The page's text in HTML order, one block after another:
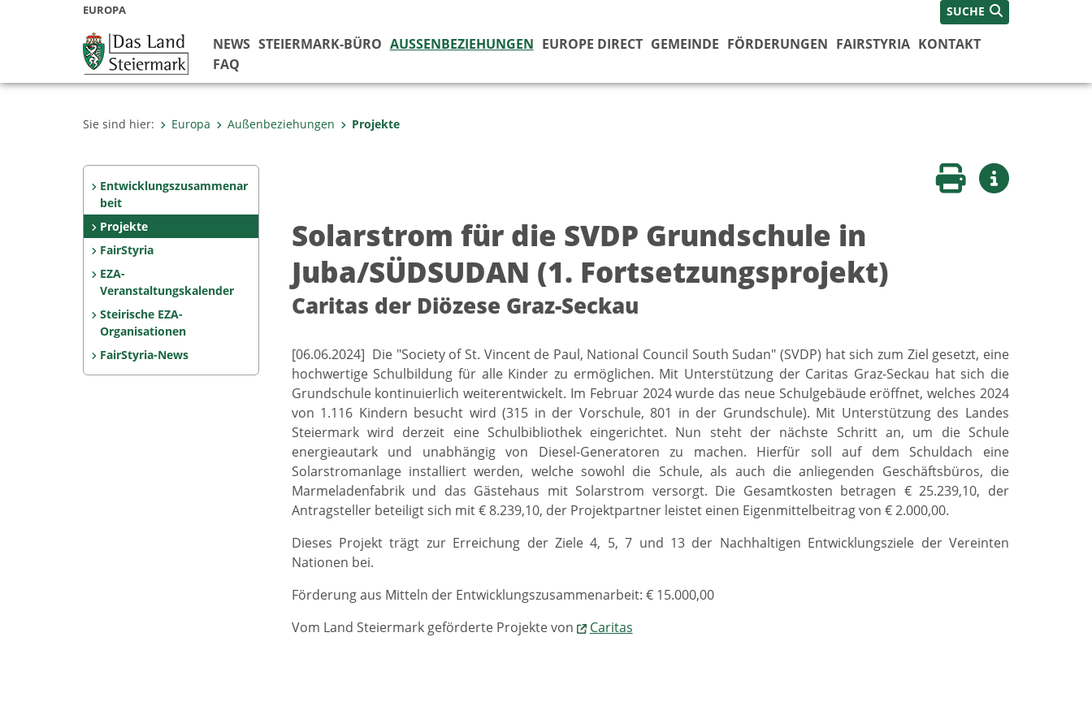
EUROPA SUCHE
NEWS STEIERMARK-BÜRO AUSSENBEZIEHUNGEN EUROPE DIRECT GEMEINDE FÖRDERUNGEN FAIRSTYRIA KONTAKT
FAQ
Sie sind hier: Europa Außenbeziehungen Projekte
Entwicklungszusammenar
beit
Projekte
FairStyria
EZA-
Veranstaltungskalender
Steirische EZA-
Organisationen
FairStyria-News
Seite druckenWeitere Infos
Solarstrom für die SVDP Grundschule in
Juba/SÜDSUDAN (1. Fortsetzungsprojekt)
Caritas der Diözese Graz-Seckau
[06.06.2024] Die "Society of St. Vincent de Paul, National Council South Sudan" (SVDP) hat sich zum Ziel gesetzt, eine
hochwertige Schulbildung für alle Kinder zu ermöglichen. Mit Unterstützung der Caritas Graz-Seckau hat sich die
Grundschule kontinuierlich weiterentwickelt. Im Februar 2024 wurde das neue Schulgebäude eröffnet, welches 2024
von 1.116 Kindern besucht wird (315 in der Vorschule, 801 in der Grundschule). Mit Unterstützung des Landes
Steiermark wird derzeit eine Schulbibliothek eingerichtet. Nun steht der nächste Schritt an, um die Schule
energieautark und unabhängig von Diesel-Generatoren zu machen. Hierfür soll auf dem Schuldach eine
Solarstromanlage installiert werden, welche sowohl die Schule, als auch die anliegenden Geschäftsbüros, die
Marmeladenfabrik und das Gästehaus mit Solarstrom versorgt. Die Gesamtkosten betragen € 25.239,10, der
Antragsteller beteiligt sich mit € 8.239,10, der Projektpartner leistet einen Eigenmittelbeitrag von € 2.000,00.
Dieses Projekt trägt zur Erreichung der Ziele 4, 5, 7 und 13 der Nachhaltigen Entwicklungsziele der Vereinten
Nationen bei.
Förderung aus Mitteln der Entwicklungszusammenarbeit: € 15.000,00
Vom Land Steiermark geförderte Projekte von
Caritas